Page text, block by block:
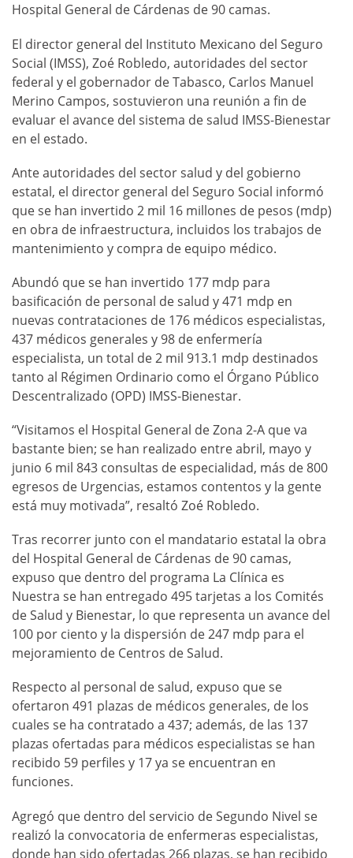
Hospital General de Cárdenas de 90 camas.
El director general del Instituto Mexicano del Seguro
Social (IMSS), Zoé Robledo, autoridades del sector
federal y el gobernador de Tabasco, Carlos Manuel
Merino Campos, sostuvieron una reunión a fin de
evaluar el avance del sistema de salud IMSS-Bienestar
en el estado.
Ante autoridades del sector salud y del gobierno
estatal, el director general del Seguro Social informó
que se han invertido 2 mil 16 millones de pesos (mdp)
en obra de infraestructura, incluidos los trabajos de
mantenimiento y compra de equipo médico.
Abundó que se han invertido 177 mdp para
basificación de personal de salud y 471 mdp en
nuevas contrataciones de 176 médicos especialistas,
437 médicos generales y 98 de enfermería
especialista, un total de 2 mil 913.1 mdp destinados
tanto al Régimen Ordinario como el Órgano Público
Descentralizado (OPD) IMSS-Bienestar.
“Visitamos el Hospital General de Zona 2-A que va
bastante bien; se han realizado entre abril, mayo y
junio 6 mil 843 consultas de especialidad, más de 800
egresos de Urgencias, estamos contentos y la gente
está muy motivada”, resaltó Zoé Robledo.
Tras recorrer junto con el mandatario estatal la obra
del Hospital General de Cárdenas de 90 camas,
expuso que dentro del programa La Clínica es
Nuestra se han entregado 495 tarjetas a los Comités
de Salud y Bienestar, lo que representa un avance del
100 por ciento y la dispersión de 247 mdp para el
mejoramiento de Centros de Salud.
Respecto al personal de salud, expuso que se
ofertaron 491 plazas de médicos generales, de los
cuales se ha contratado a 437; además, de las 137
plazas ofertadas para médicos especialistas se han
recibido 59 perfiles y 17 ya se encuentran en
funciones.
Agregó que dentro del servicio de Segundo Nivel se
realizó la convocatoria de enfermeras especialistas,
donde han sido ofertadas 266 plazas, se han recibido